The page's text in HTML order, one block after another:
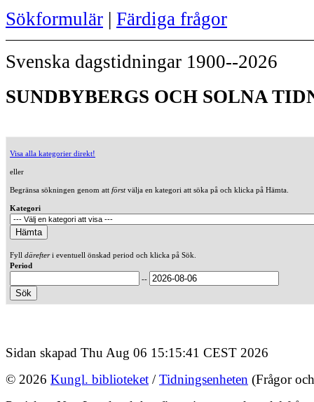
Sökformulär | Färdiga frågor
Svenska dagstidningar 1900--2026
SUNDBYBERGS OCH SOLNA
Visa alla kategorier direkt!
eller
Begränsa sökningen genom att förstvälja en kategori att söka på och klicka på Hämta.
Kategori
Fyll därefteri eventuell önskad period och klicka på Sök.
Period
--
Sidan skapad Thu Aug 06 15:15:41 CEST 2026
© 2026 Kungl. biblioteket /Tidningsenheten (Frågor